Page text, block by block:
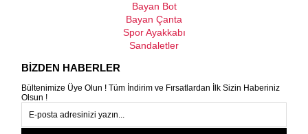
Bayan Bot
Bayan Çanta
Spor Ayakkabı
Sandaletler
BİZDEN HABERLER
Bültenimize Üye Olun ! Tüm İndirim ve Fırsatlardan İlk Sizin Haberiniz
Olsun !